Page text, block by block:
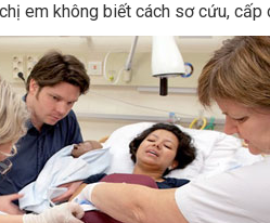
em không biết cách sơ cứu,